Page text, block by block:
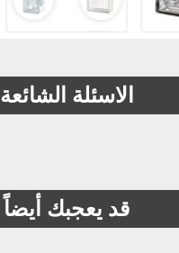
الاسئلة الشائعة
قد يعجبك أيضاً